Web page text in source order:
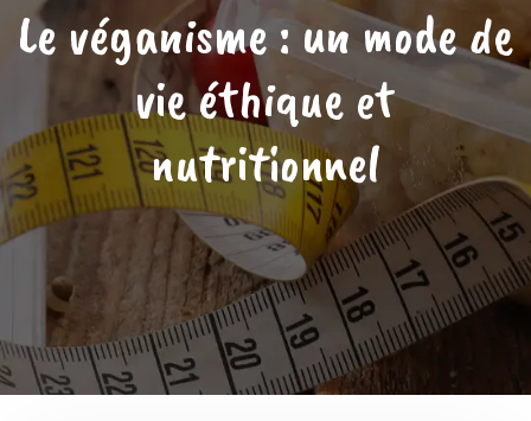
Le véganisme : un mode de
vie éthique et
nutritionnel